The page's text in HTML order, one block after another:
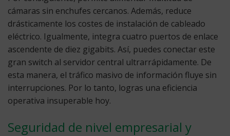
cámaras sin enchufes cercanos. Además, reduce
drásticamente los costes de instalación de cableado
eléctrico. Igualmente, integra cuatro puertos de enlace
ascendente de diez gigabits. Así, puedes conectar este
gran switch al servidor central ultrarrápidamente. De
esta manera, el tráfico masivo de información fluye sin
interrupciones. Por lo tanto, logras una eficiencia
operativa insuperable hoy.
Seguridad de nivel empresarial y